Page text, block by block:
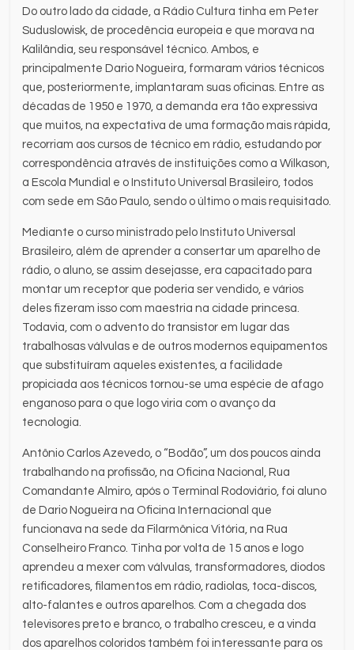
Do outro lado da cidade, a Rádio Cultura tinha em Peter
Suduslowisk, de procedência europeia e que morava na
Kalilândia, seu responsável técnico. Ambos, e
principalmente Dario Nogueira, formaram vários técnicos
que, posteriormente, implantaram suas oficinas. Entre as
décadas de 1950 e 1970, a demanda era tão expressiva
que muitos, na expectativa de uma formação mais rápida,
recorriam aos cursos de técnico em rádio, estudando por
correspondência através de instituições como a Wilkason,
a Escola Mundial e o Instituto Universal Brasileiro, todos
com sede em São Paulo, sendo o último o mais requisitado.
Mediante o curso ministrado pelo Instituto Universal
Brasileiro, além de aprender a consertar um aparelho de
rádio, o aluno, se assim desejasse, era capacitado para
montar um receptor que poderia ser vendido, e vários
deles fizeram isso com maestria na cidade princesa.
Todavia, com o advento do transistor em lugar das
trabalhosas válvulas e de outros modernos equipamentos
que substituíram aqueles existentes, a facilidade
propiciada aos técnicos tornou-se uma espécie de afago
enganoso para o que logo viria com o avanço da
tecnologia.
Antônio Carlos Azevedo, o “Bodão”, um dos poucos ainda
trabalhando na profissão, na Oficina Nacional, Rua
Comandante Almiro, após o Terminal Rodoviário, foi aluno
de Dario Nogueira na Oficina Internacional que
funcionava na sede da Filarmônica Vitória, na Rua
Conselheiro Franco. Tinha por volta de 15 anos e logo
aprendeu a mexer com válvulas, transformadores, diodos
retificadores, filamentos em rádio, radiolas, toca-discos,
alto-falantes e outros aparelhos. Com a chegada dos
televisores preto e branco, o trabalho cresceu, e a vinda
dos aparelhos coloridos também foi interessante para os